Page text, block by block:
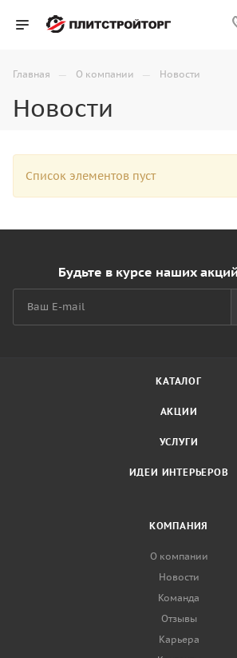
Главная — О компании — Новости
Новости
Список элементов пуст
Будьте в курсе наших
КАТАЛОГ
АКЦИИ
УСЛУГИ
ИДЕИ ИНТЕРЬЕРОВ
КОМПАНИЯ
О компании
Новости
Команда
Отзывы
Карьера